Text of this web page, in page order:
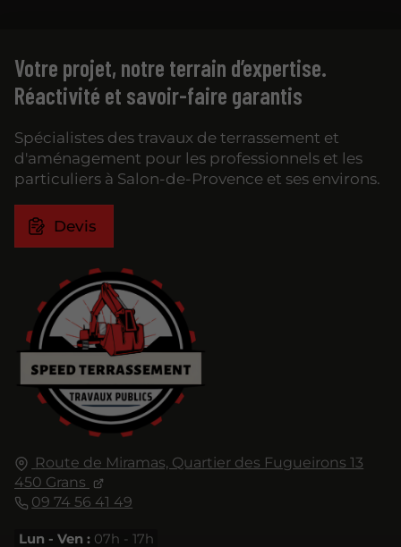
Route de Miramas, Quartier des Fugueirons 13
450 Grans
09 74 56 41 49
Lun - Ven : 07h - 17h
Votre projet, notre terrain d’expertise.
Réactivité et savoir-faire garantis
Spécialistes des travaux de terrassement et
d'aménagement pour les professionnels et les
particuliers à Salon-de-Provence et ses environs.
Devis